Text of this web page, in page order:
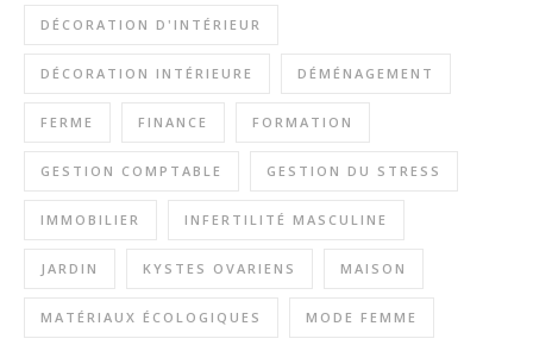
DÉCORATION D'INTÉRIEUR
DÉCORATION INTÉRIEURE DÉMÉNAGEMENT
FERME FINANCE FORMATION
GESTION COMPTABLE GESTION DU STRESS
IMMOBILIER INFERTILITÉ MASCULINE
JARDIN KYSTES OVARIENS MAISON
MATÉRIAUX ÉCOLOGIQUES MODE FEMME